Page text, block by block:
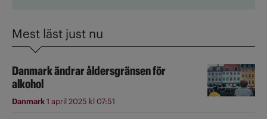
Mest läst just nu
Danmark ändrar åldersgränsen för
alkohol
Danmark1 april 2025 kl 07:51